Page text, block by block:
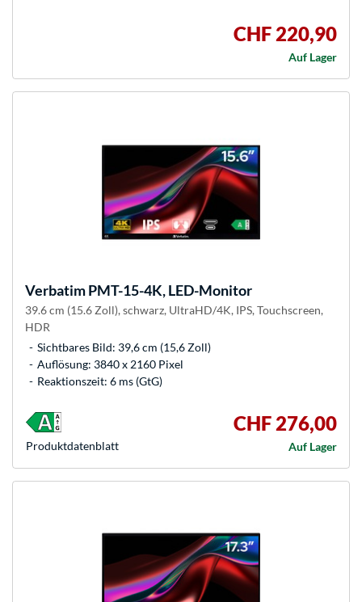
CHF 220,90
Auf Lager
VerbatimPMT-15-4K, LED-Monitor
39.6 cm (15.6 Zoll), schwarz, UltraHD/4K, IPS, Touchscreen,
HDR
Sichtbares Bild: 39,6 cm (15,6 Zoll)
Auflösung: 3840 x 2160 Pixel
Reaktionszeit: 6 ms (GtG)
CHF 276,00
Auf Lager
Produkt­datenblatt